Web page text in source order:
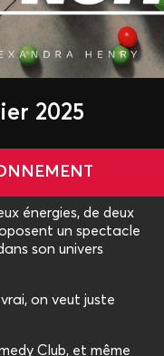
2025
énergies, de deux
un spectacle
son univers
on veut juste
Club, et même